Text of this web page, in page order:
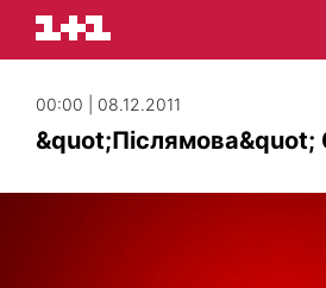
00:00 | 08.12.2011
&quot;Післямова&quot;